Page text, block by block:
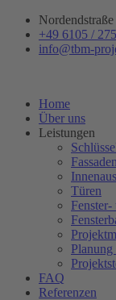
Zum
Inhalt
springen
+49 6105 /
info@tbm-
Home
Über uns
Leistungen
Türen
Fenster-
FAQ
Referenzen